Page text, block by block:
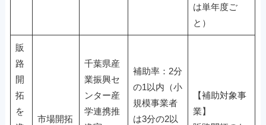
は単年度ご
と）
販
路
開
拓
を
市場開拓
千葉県産
業振興セ
ンター産
学連携推
補助率：2分
の1以内（小
規模事業者
は3分の2以
【補助対象事
業】